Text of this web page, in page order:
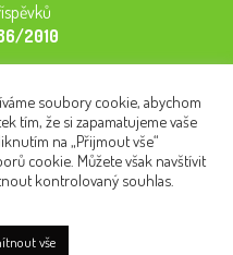
2010
a WC kartu. Z peněz
soubory cookie, abychom
tím, že si zapamatujeme vaše
na „Přijmout vše“
cookie. Můžete však navštívit
kontrolovaný souhlas.
vše